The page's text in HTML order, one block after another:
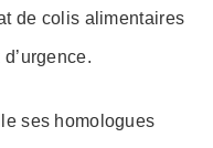
de colis alimentaires
ses homologues